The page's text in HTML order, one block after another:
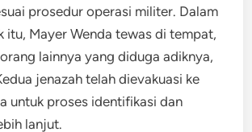
prosedur operasi militer. Dalam
itu, Mayer Wenda tewas di tempat,
lainnya yang diduga adiknya,
jenazah telah dievakuasi ke
untuk proses identifikasi dan
lanjut.